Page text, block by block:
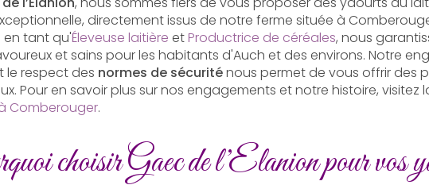
directement issus de notre ferme située à
en tant qu'Éleveuse laitière etProductrice de céréales, nous
et sains pour les habitants d'Auch et des environs. Notre
le respect des normes de sécuriténous permet de vous offrir des
Pour en savoir plus sur nos engagements et notre histoire, visitez
Comberouger.
choisir Gaec de l’Elanion pour vos